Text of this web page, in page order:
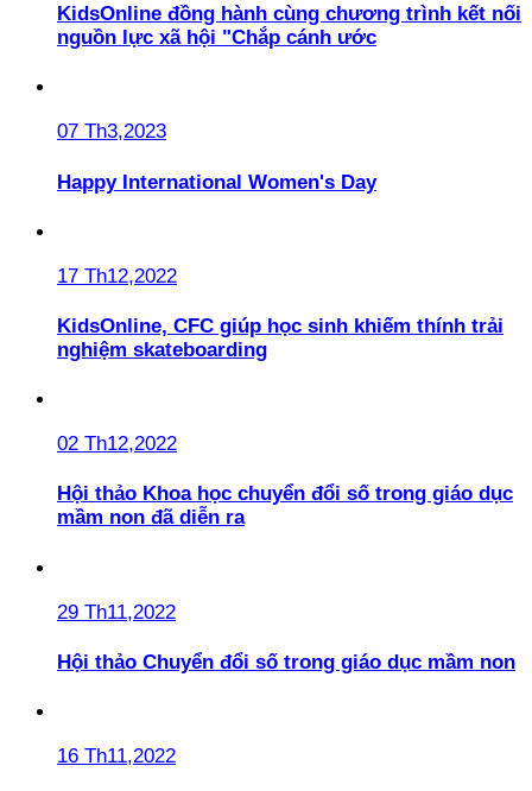
KidsOnline đồng hành cùng chương trình kết nối
nguồn lực xã hội "Chắp cánh ước
07 Th3,2023
Happy International Women's Day
17 Th12,2022
KidsOnline, CFC giúp học sinh khiếm thính trải
nghiệm skateboarding
02 Th12,2022
Hội thảo Khoa học chuyển đổi số trong giáo dục
mầm non đã diễn ra
29 Th11,2022
Hội thảo Chuyển đổi số trong giáo dục mầm non
16 Th11,2022